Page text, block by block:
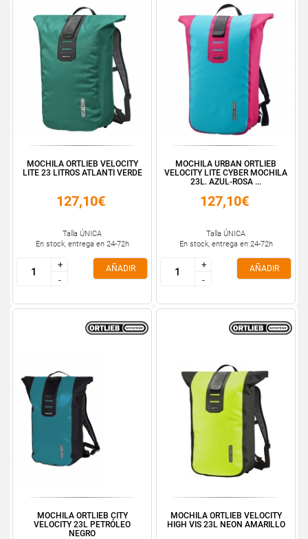
MOCHILA ORTLIEB VELOCITY
LITE 23 LITROS ATLANTI VERDE
127,10€
Talla ÚNICA
En stock, entrega en 24-72h
+
-
+
-
AÑADIR
MOCHILA URBAN ORTLIEB
VELOCITY LITE CYBER MOCHILA
23L. AZUL-ROSA ...
127,10€
Talla ÚNICA
En stock, entrega en 24-72h
+
-
+
-
AÑADIR
MOCHILA ORTLIEB CITY
VELOCITY 23L PETRÓLEO
NEGRO
MOCHILA ORTLIEB VELOCITY
HIGH VIS 23L NEON AMARILLO